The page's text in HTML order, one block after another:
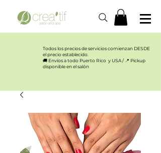
Todos los precios de servicios comienzan DESDE
el precio establecido.​
🚚 Envíos a todo Puerto Rico y USA / 📍 Pickup
disponible en el salón